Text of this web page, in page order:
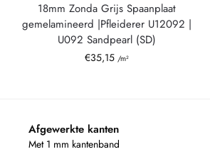
18mm Zonda Grijs Spaanplaat
gemelamineerd |Pfleiderer U12092 |
U092 Sandpearl (SD)
€35,15 /m²
Afgewerkte kanten
Met 1 mm kantenband